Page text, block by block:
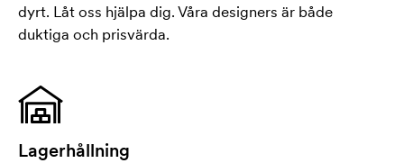
dyrt. Låt oss hjälpa dig. Våra designers är både
duktiga och prisvärda.
Lagerhållning